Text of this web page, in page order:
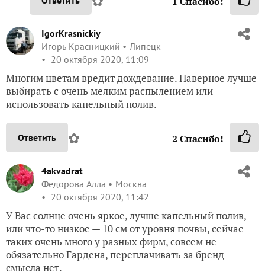
IgorKrasnickiy
Игорь Красницкий
Липецк
20 октября 2020, 11:09
Многим цветам вредит дождевание. Наверное лучше
выбирать с очень мелким распылением или
использовать капельный полив.
Ответить ✿ 2 Спасибо!
4akvadrat
Федорова Алла
Москва
20 октября 2020, 11:42
У Вас солнце очень яркое, лучше капельный полив,
или что-то низкое — 10 см от уровня почвы, сейчас
таких очень много у разных фирм, совсем не
обязательно Гардена, переплачивать за бренд
смысла нет.